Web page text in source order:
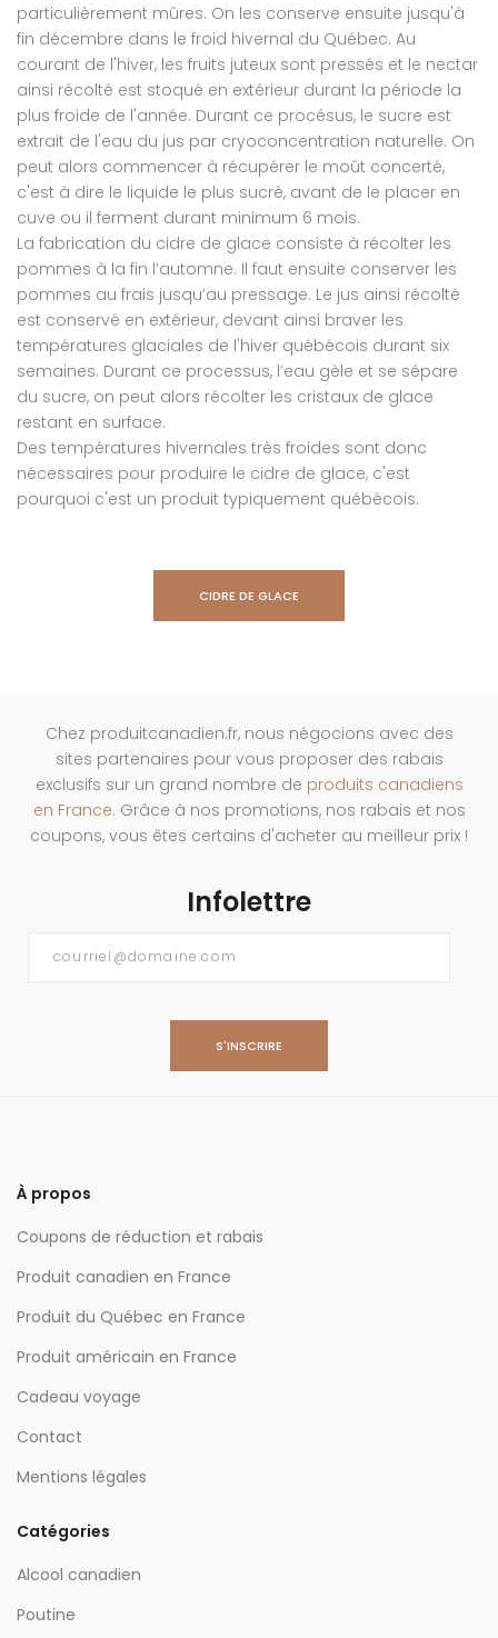
particulièrement mûres. On les conserve ensuite jusqu'à
fin décembre dans le froid hivernal du Québec. Au
courant de l'hiver, les fruits juteux sont pressés et le nectar
ainsi récolté est stoqué en extérieur durant la période la
plus froide de l'année. Durant ce procésus, le sucre est
extrait de l'eau du jus par cryoconcentration naturelle. On
peut alors commencer à récupérer le moût concerté,
c'est à dire le liquide le plus sucré, avant de le placer en
cuve ou il ferment durant minimum 6 mois.
La fabrication du cidre de glace consiste à récolter les
pommes à la fin l’automne. Il faut ensuite conserver les
pommes au frais jusqu’au pressage. Le jus ainsi récolté
est conservé en extérieur, devant ainsi braver les
températures glaciales de l'hiver québécois durant six
semaines. Durant ce processus, l’eau gèle et se sépare
du sucre, on peut alors récolter les cristaux de glace
restant en surface.
Des températures hivernales très froides sont donc
nécessaires pour produire le cidre de glace, c'est
pourquoi c'est un produit typiquement québécois.
CIDRE DE GLACE
Chez produitcanadien.fr, nous négocions avec des
sites partenaires pour vous proposer des rabais
exclusifs sur un grand nombre de produits canadiens
en France. Grâce à nos promotions, nos rabais et nos
coupons, vous êtes certains d'acheter au meilleur prix !
Infolettre
À propos
Coupons de réduction et rabais
Produit canadien en France
Produit du Québec en France
Produit américain en France
Cadeau voyage
Contact
Mentions légales
Catégories
Alcool canadien
Poutine